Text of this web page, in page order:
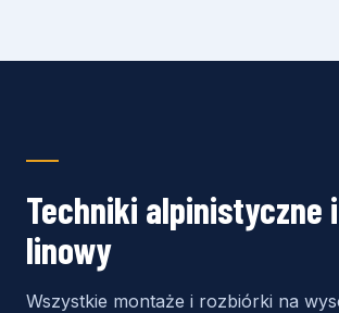
Techniki alpinistyczne
linowy
Wszystkie montaże i rozbiórki na